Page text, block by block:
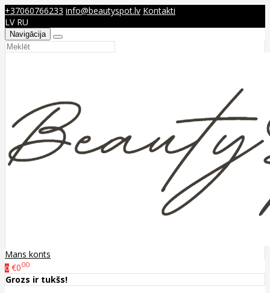
+37060766233 info@beautyspot.lv Kontakti
LV RU
Navigācija
Mans konts
0 €000
Grozs ir tukšs!